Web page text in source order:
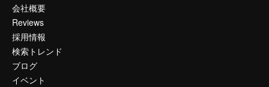
会社概要
Reviews
採用情報
検索トレンド
ブログ
イベント